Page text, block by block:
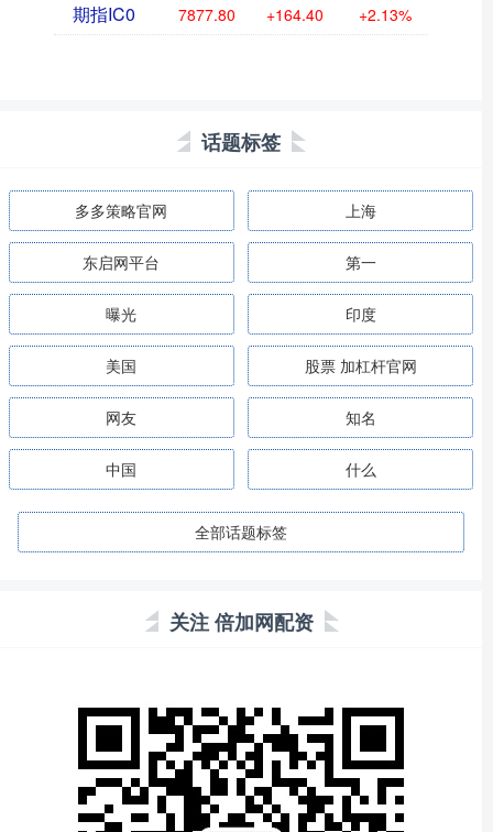
期指IC0 7877.80 +164.40 +2.13%
话题标签
多多策略官网 上海
东启网平台 第一
曝光 印度
美国 股票 加杠杆官网
网友 知名
中国 什么
全部话题标签
关注 倍加网配资